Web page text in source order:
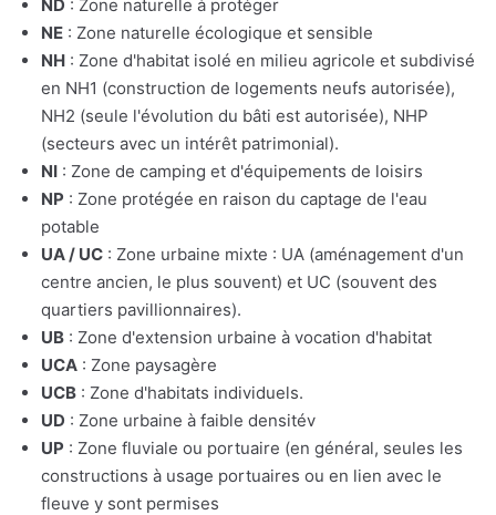
ND : Zone naturelle à protéger
NE : Zone naturelle écologique et sensible
NH : Zone d'habitat isolé en milieu agricole et subdivisé
en NH1 (construction de logements neufs autorisée),
NH2 (seule l'évolution du bâti est autorisée), NHP
(secteurs avec un intérêt patrimonial).
NI : Zone de camping et d'équipements de loisirs
NP : Zone protégée en raison du captage de l'eau
potable
UA / UC : Zone urbaine mixte : UA (aménagement d'un
centre ancien, le plus souvent) et UC (souvent des
quartiers pavillionnaires).
UB : Zone d'extension urbaine à vocation d'habitat
UCA : Zone paysagère
UCB : Zone d'habitats individuels.
UD : Zone urbaine à faible densitév
UP : Zone fluviale ou portuaire (en général, seules les
constructions à usage portuaires ou en lien avec le
fleuve y sont permises